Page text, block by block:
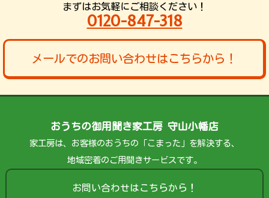
まずはお気軽にご相談ください！
0120-847-318
メールでのお問い合わせはこちらから！
おうちの御用聞き家工房 守山小幡店
家工房は、お客様のおうちの「こまった」を解決する、
地域密着のご用聞きサービスです。
お問い合わせはこちらから！